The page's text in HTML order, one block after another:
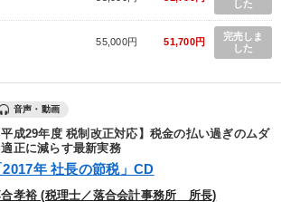
した
55,000円 51,700円
完売しま
した
音声・動画
平成29年度 税制改正対応】税金の払い過ぎのムダ
適正に減らす最新実務
2017年 社長の節税」CD
孝裕 (税理士／落合会計事務所 所長)